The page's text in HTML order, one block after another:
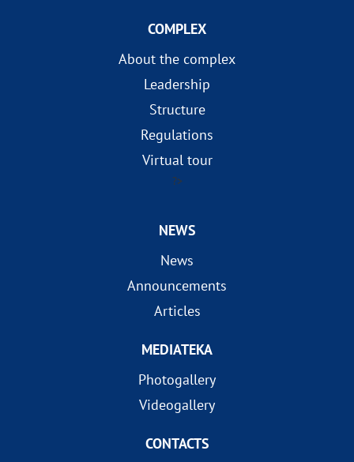
COMPLEX
About the complex
Leadership
Structure
Regulations
Virtual tour
?>
NEWS
News
Announcements
Articles
MEDIATEKA
Photogallery
Videogallery
CONTACTS